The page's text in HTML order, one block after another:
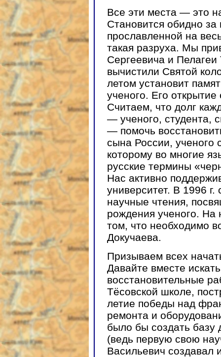
Все эти места — это
Становится обидно
прославленной на
такая разруха. Мы
Сергеевича и
вычистили Святой
летом установит
ученого. Его
Считаем, что долг
— ученого, студента,
— помочь
сына России, ученого
которому во многие
русские термины
Нас активно
университет. В 1996 г.
научные чтения,
рождения ученого. На
том, что необходимо
Докучаева.
Призываем всех
Давайте вместе
восстановительные
Тёсовской школе,
летие победы над
ремонта и
было бы создать базу
(ведь первую свою
Васильевич создавал